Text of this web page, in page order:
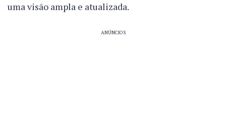
uma visão ampla e atualizada.
ANÚNCIOS